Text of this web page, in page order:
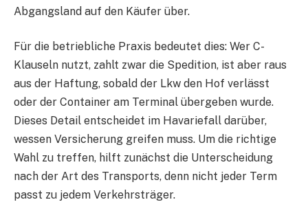
Abgangsland auf den Käufer über.
Für die betriebliche Praxis bedeutet dies: Wer C-
Klauseln nutzt, zahlt zwar die Spedition, ist aber raus
aus der Haftung, sobald der Lkw den Hof verlässt
oder der Container am Terminal übergeben wurde.
Dieses Detail entscheidet im Havariefall darüber,
wessen Versicherung greifen muss. Um die richtige
Wahl zu treffen, hilft zunächst die Unterscheidung
nach der Art des Transports, denn nicht jeder Term
passt zu jedem Verkehrsträger.